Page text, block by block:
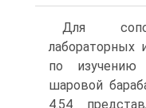
Для
лабораторных
по изучению
шаровой
4.54